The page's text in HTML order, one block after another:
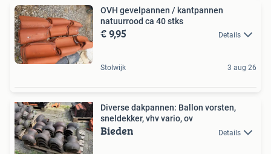
OVH gevelpannen / kantpannen
natuurrood ca 40 stks
€ 9,95 Details
Stolwijk 3 aug 26
Diverse dakpannen: Ballon vorsten,
sneldekker, vhv vario, ov
Bieden Details